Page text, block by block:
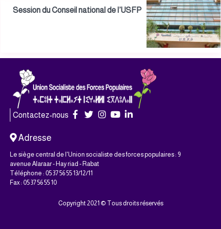
Session du Conseil national de l’USFP
Contactez-nous
Adresse
Le siège central de l'Union socialiste des forces populaires : 9
avenue Alaraar - Hay riad - Rabat
Téléphone : 05 37 56 55 13/12/11
Fax : 05 37 56 55 10
Copyright 2021 © Tous droits réservés